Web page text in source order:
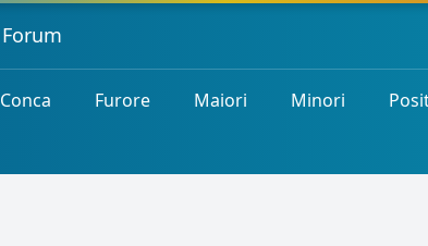
Forum
Conca Furore Maiori Minori